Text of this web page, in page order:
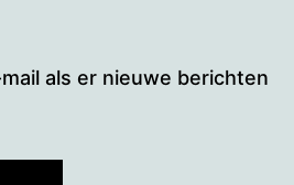
als er nieuwe berichten